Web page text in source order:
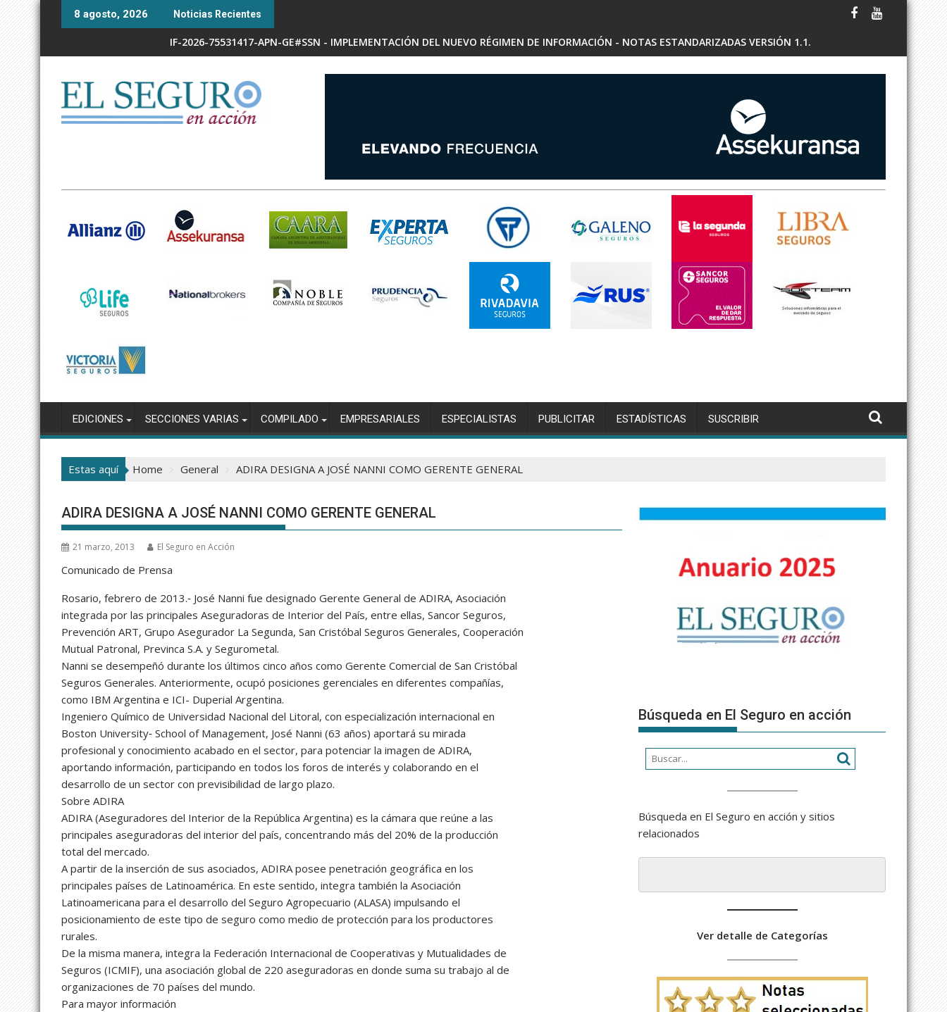
Skip
8 agosto, 2026 Noticias Recientes
IF-2026-75531417-APN-GE#SSN - IMPLEMENTACIÓN DEL NUEVO RÉGIMEN DE INFORMACIÓN - NOTAS ESTANDARIZADAS VERSIÓN 1.1.
EDICIONES SECCIONES VARIAS COMPILADO EMPRESARIALES ESPECIALISTAS PUBLICITAR ESTADÍSTICAS SUSCRIBIR
Estas aquí Home General ADIRA DESIGNA A JOSÉ NANNI COMO GERENTE GENERAL
ADIRA DESIGNA A JOSÉ NANNI COMO GERENTE GENERAL
21 marzo, 2013 El Seguro en Acción
Comunicado de Prensa
Rosario, febrero de 2013.‐ José Nanni fue designado Gerente General de ADIRA, Asociación
integrada por las principales Aseguradoras de Interior del País, entre ellas, Sancor Seguros,
Prevención ART, Grupo Asegurador La Segunda, San Cristóbal Seguros Generales, Cooperación
Mutual Patronal, Previnca S.A. y Segurometal.
Nanni se desempeñó durante los últimos cinco años como Gerente Comercial de San Cristóbal
Seguros Generales. Anteriormente, ocupó posiciones gerenciales en diferentes compañías,
como IBM Argentina e ICI- Duperial Argentina.
Ingeniero Químico de Universidad Nacional del Litoral, con especialización internacional en
Boston University‐ School of Management, José Nanni (63 años) aportará su mirada
profesional y conocimiento acabado en el sector, para potenciar la imagen de ADIRA,
aportando información, participando en todos los foros de interés y colaborando en el
desarrollo de un sector con previsibilidad de largo plazo.
Sobre ADIRA
ADIRA (Aseguradores del Interior de la República Argentina) es la cámara que reúne a las
principales aseguradoras del interior del país, concentrando más del 20% de la producción
total del mercado.
A partir de la inserción de sus asociados, ADIRA posee penetración geográfica en los
principales países de Latinoamérica. En este sentido, integra también la Asociación
Latinoamericana para el desarrollo del Seguro Agropecuario (ALASA) impulsando el
posicionamiento de este tipo de seguro como medio de protección para los productores
rurales.
De la misma manera, integra la Federación Internacional de Cooperativas y Mutualidades de
Seguros (ICMIF), una asociación global de 220 aseguradoras en donde suma su trabajo al de
organizaciones de 70 países del mundo.
Para mayor información
Búsqueda en El Seguro en acción
Búsqueda en El Seguro en acción y sitios
relacionados
Ver detalle de Categorías